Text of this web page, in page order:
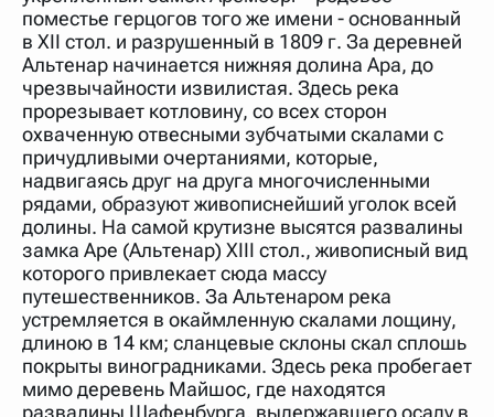
поместье герцогов того же имени - основанный
в XII стол. и разрушенный в 1809 г. За деревней
Альтенар начинается нижняя долина Ара, до
чрезвычайности извилистая. Здесь река
прорезывает котловину, со всех сторон
охваченную отвесными зубчатыми скалами с
причудливыми очертаниями, которые,
надвигаясь друг на друга многочисленными
рядами, образуют живописнейший уголок всей
долины. На самой крутизне высятся развалины
замка Аре (Альтенар) XIII стол., живописный вид
которого привлекает сюда массу
путешественников. За Альтенаром река
устремляется в окаймленную скалами лощину,
длиною в 14 км; сланцевые склоны скал сплошь
покрыты виноградниками. Здесь река пробегает
мимо деревень Майшос, где находятся
развалины Шафенбурга, выдержавшего осаду в